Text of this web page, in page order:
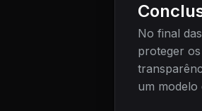
No final
proteger
um modelo